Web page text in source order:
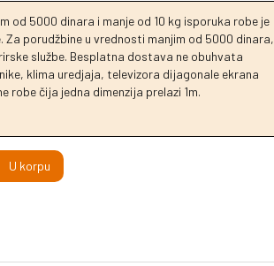
od 5000 dinara i manje od 10 kg isporuka robe je
porudžbine u vrednosti manjim od 5000 dinara,
službe. Besplatna dostava ne obuhvata
klima uredjaja, televizora dijagonale ekrana
robe čija jedna dimenzija prelazi 1m.
U korpu